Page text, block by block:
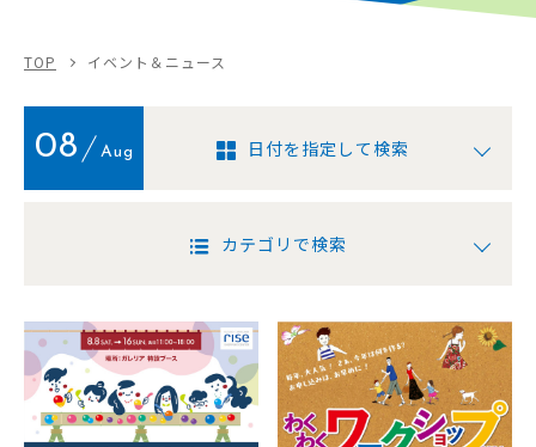
TOP イベント＆ニュース
08 Aug 日付を指定して検索
カテゴリで検索